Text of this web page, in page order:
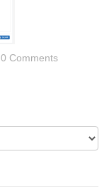
0 Comments